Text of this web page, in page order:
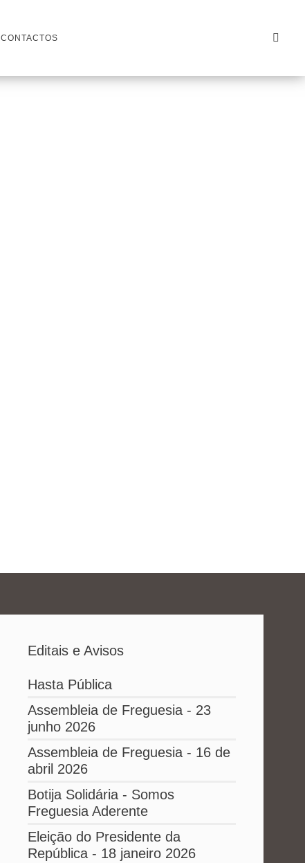
CONTACTOS
Editais e Avisos
Hasta Pública
Assembleia de Freguesia - 23
junho 2026
Assembleia de Freguesia - 16 de
abril 2026
Botija Solidária - Somos
Freguesia Aderente
Eleição do Presidente da
República - 18 janeiro 2026